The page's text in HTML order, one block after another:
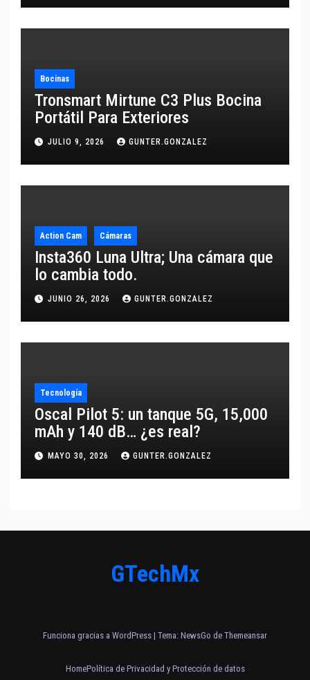
Bocinas
Tronsmart Mirtune C3 Plus Bocina
Portátil Para Exteriores
JULIO 9, 2026 GUNTER.GONZALEZ
Action Cam Cámaras
Insta360 Luna Ultra; Una cámara que
lo cambia todo.
JUNIO 26, 2026 GUNTER.GONZALEZ
Tecnología
Oscal Pilot 5: un tanque 5G, 15,000
mAh y 140 dB… ¿es real?
MAYO 30, 2026 GUNTER.GONZALEZ
GTechMx
Funciona gracias a WordPress | Tema: NewsGo de Themeansar
HomePolítica de Privacidad y Protección de datos